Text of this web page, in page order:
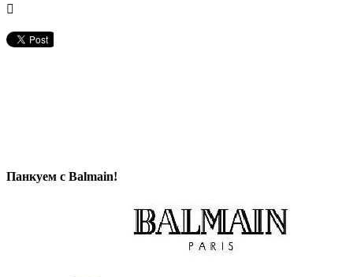
Панкуем с Balmain!